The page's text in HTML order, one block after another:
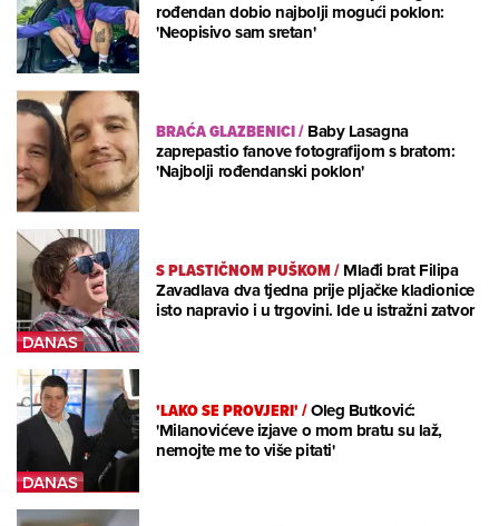
rođendan dobio najbolji mogući poklon:
'Neopisivo sam sretan'
BRAĆA GLAZBENICI/Baby Lasagna
zaprepastio fanove fotografijom s bratom:
'Najbolji rođendanski poklon'
S PLASTIČNOM PUŠKOM/Mlađi brat Filipa
Zavadlava dva tjedna prije pljačke kladionice
isto napravio i u trgovini. Ide u istražni zatvor
'LAKO SE PROVJERI'/Oleg Butković:
'Milanovićeve izjave o mom bratu su laž,
nemojte me to više pitati'